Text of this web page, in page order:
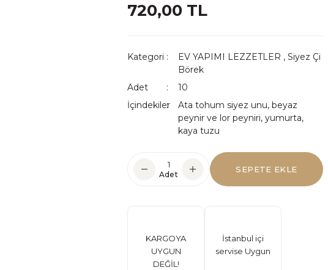
720,00 TL
Kategori EV YAPIMI LEZZETLER , Siyez Çi
Börek
Adet
10
İçindekiler
Ata tohum siyez unu, beyaz
peynir ve lor peyniri, yumurta,
kaya tuzu
Adet
SEPETE EKLE
KARGOYA
UYGUN
DEĞİL!
İstanbul içi
servise Uygun